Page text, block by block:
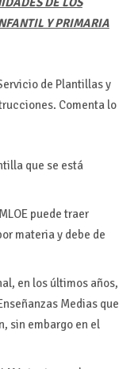
Y PRIMARIA
de Plantillas y
Comenta lo
que se está
puede traer
materia y debe de
en los últimos años,
Medias que
sin embargo en el